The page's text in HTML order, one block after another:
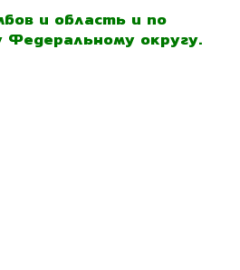
и область и по
округу.